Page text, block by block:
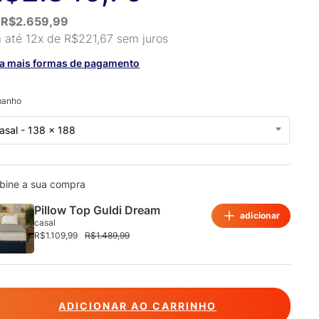
R$2.659,99
até 12x de R$221,67 sem juros
mais formas de pagamento
- 138 x 188
a sua compra
Pillow Top Guldi Dream
casal
R$1.109,99 R$1.489,99
adicionar
ADICIONAR AO CARRINHO